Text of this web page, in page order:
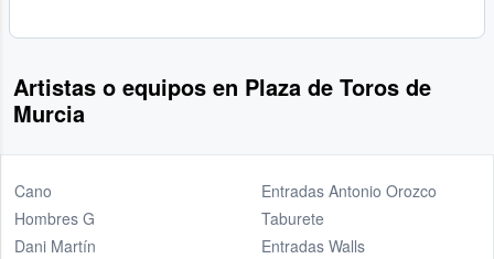
Artistas o equipos en Plaza de Toros de
Murcia
Cano
Hombres G
Dani Martín
Entradas Antonio Orozco
Taburete
Entradas Walls